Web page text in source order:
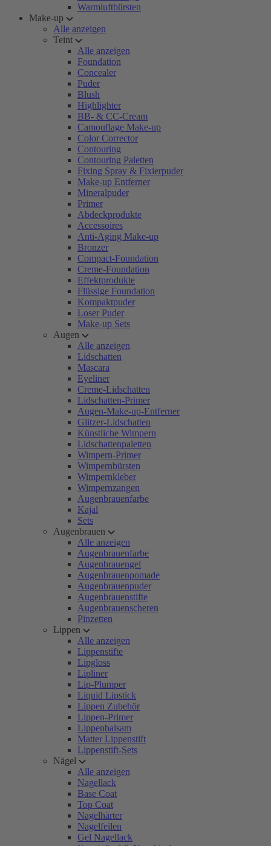
Warmluftbürsten
Make-up
Alle anzeigen
Teint
Alle anzeigen
Foundation
Concealer
Puder
Blush
Highlighter
BB- & CC-Cream
Camouflage Make-up
Color Corrector
Contouring
Contouring Paletten
Fixing Spray & Fixierpuder
Make-up Entferner
Mineralpuder
Primer
Abdeckprodukte
Accessoires
Anti-Aging Make-up
Bronzer
Compact-Foundation
Creme-Foundation
Effektprodukte
Flüssige Foundation
Kompaktpuder
Loser Puder
Make-up Sets
Augen
Alle anzeigen
Lidschatten
Mascara
Eyeliner
Creme-Lidschatten
Lidschatten-Primer
Augen-Make-up-Entferner
Glitzer-Lidschatten
Künstliche Wimpern
Lidschattenpaletten
Wimpern-Primer
Wimpernbürsten
Wimpernkleber
Wimpernzangen
Augenbrauenfarbe
Kajal
Sets
Augenbrauen
Alle anzeigen
Augenbrauenfarbe
Augenbrauengel
Augenbrauenpomade
Augenbrauenpuder
Augenbrauenstifte
Augenbrauenscheren
Pinzetten
Lippen
Alle anzeigen
Lippenstifte
Lipgloss
Lipliner
Lip-Plumper
Liquid Lipstick
Lippen Zubehör
Lippen-Primer
Lippenbalsam
Matter Lippenstift
Lippenstift-Sets
Nägel
Alle anzeigen
Nagellack
Base Coat
Top Coat
Nagelhärter
Nagelfeilen
Gel Nagellack